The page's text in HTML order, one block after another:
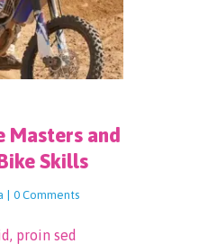
Masters and
Skills
0 Comments
proin sed